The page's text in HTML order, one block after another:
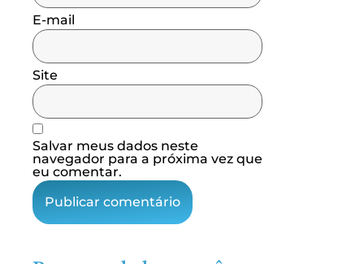
E-mail
Site
Salvar meus dados neste
navegador para a próxima vez que
eu comentar.